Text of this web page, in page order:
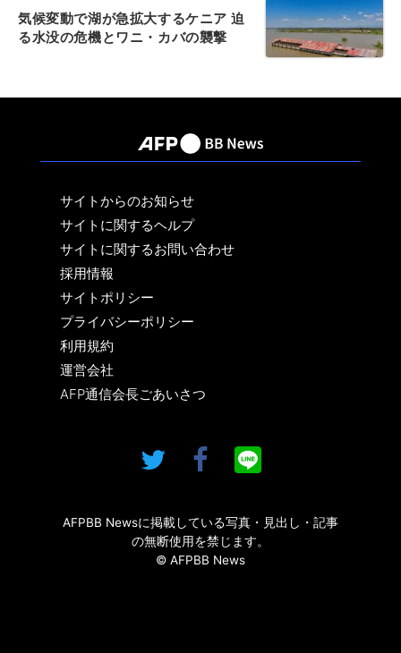
気候変動で湖が急拡大するケニア 迫
る水没の危機とワニ・カバの襲撃
サイトからのお知らせ
サイトに関するヘルプ
サイトに関するお問い合わせ
採用情報
サイトポリシー
プライバシーポリシー
利用規約
運営会社
AFP通信会長ごあいさつ
AFPBB Newsに掲載している写真・見出し・記事
の無断使用を禁じます。
© AFPBB News